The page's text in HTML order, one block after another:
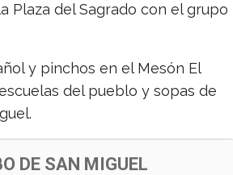
Plaza del Sagrado con el grupo
y pinchos en el Mesón El
del pueblo y sopas de
DE SAN MIGUEL